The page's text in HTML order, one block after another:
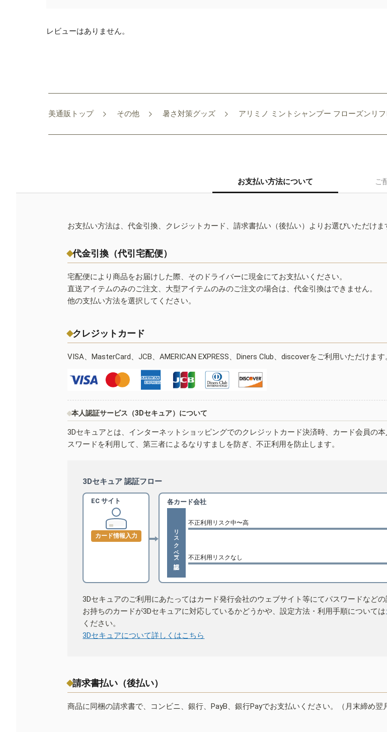
レビューはありません。
美通販トップ その他 暑さ対策グッズ アリミノ ミントシャンプー フローズンリ
お支払い方法について ご
お支払い方法は、代金引換、クレジットカード、請求書払い（後払い）よりお選びいただけま
代金引換（代引宅配便）
宅配便により商品をお届けした際、そのドライバーに現金にてお支払いください。
直送アイテムのみのご注文、大型アイテムのみのご注文の場合は、代金引換はできません。
他の支払い方法を選択してください。
クレジットカード
VISA、MasterCard、JCB、AMERICAN EXPRESS、Diners Club、discoverをご利用いただけます
本人認証サービス（3Dセキュア）について
3Dセキュアとは、インターネットショッピングでのクレジットカード決済時、カード会員の
スワードを利用して、第三者によるなりすましを防ぎ、不正利用を防止します。
3Dセキュア 認証フロー
EC サイト
カード情報入力
各カード会社
リスクベース認証
不正利用リスク中〜高
不正利用リスクなし
3Dセキュアのご利用にあたってはカード発行会社のウェブサイト等にてパスワードなど
お持ちのカードが3Dセキュアに対応しているかどうかや、設定方法・利用手順については
ください。
3Dセキュアについて詳しくはこちら
請求書払い（後払い）
商品に同梱の請求書で、コンビニ、銀行、PayB、銀行Payでお支払いください。（月末締め翌